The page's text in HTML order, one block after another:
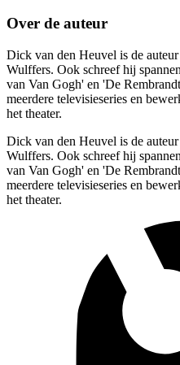
Over de auteur
Dick van den Heuvel is de
Wulffers. Ook schreef hij
van Van Gogh' en 'De
meerdere televisieseries en
het theater.
Dick van den Heuvel is de
Wulffers. Ook schreef hij
van Van Gogh' en 'De
meerdere televisieseries en
het theater.